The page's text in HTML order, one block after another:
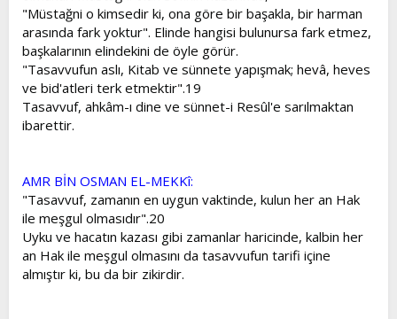
"Müstağni o kimsedir ki, ona göre bir başakla, bir harman
arasında fark yoktur". Elinde hangisi bulunursa fark etmez,
başkalarının elindekini de öyle görür.
"Tasavvufun aslı, Kitab ve sünnete yapışmak; hevâ, heves
ve bid'atleri terk etmektir".19
Tasavvuf, ahkâm-ı dine ve sünnet-i Resûl'e sarılmaktan
ibarettir.
AMR BİN OSMAN EL-MEKKî:
"Tasavvuf, zamanın en uygun vaktinde, kulun her an Hak
ile meşgul olmasıdır".20
Uyku ve hacatın kazası gibi zamanlar haricinde, kalbin her
an Hak ile meşgul olmasını da tasavvufun tarifi içine
almıştır ki, bu da bir zikirdir.